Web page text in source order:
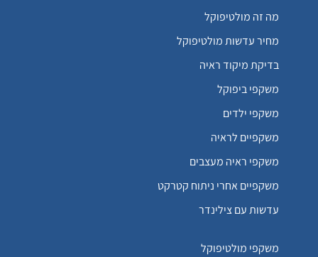
מה זה מולטיפוקל
מחיר עדשות מולטיפוקל
בדיקת מיקוד ראיה
משקפי ביפוקל
משקפי ילדים
משקפיים לראיה
משקפי ראיה מעצבים
משקפיים אחרי ניתוח קטרקט
עדשות עם צילינדר
משקפי מולטיפוקל